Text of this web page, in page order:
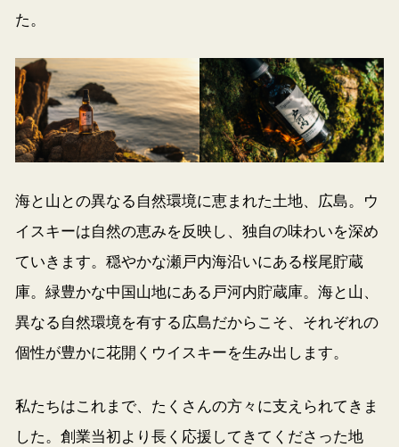
た。
海と山との異なる自然環境に恵まれた土地、広島。ウ
イスキーは自然の恵みを反映し、独自の味わいを深め
ていきます。穏やかな瀬戸内海沿いにある桜尾貯蔵
庫。緑豊かな中国山地にある戸河内貯蔵庫。海と山、
異なる自然環境を有する広島だからこそ、それぞれの
個性が豊かに花開くウイスキーを生み出します。
私たちはこれまで、たくさんの方々に支えられてきま
した。創業当初より長く応援してきてくださった地